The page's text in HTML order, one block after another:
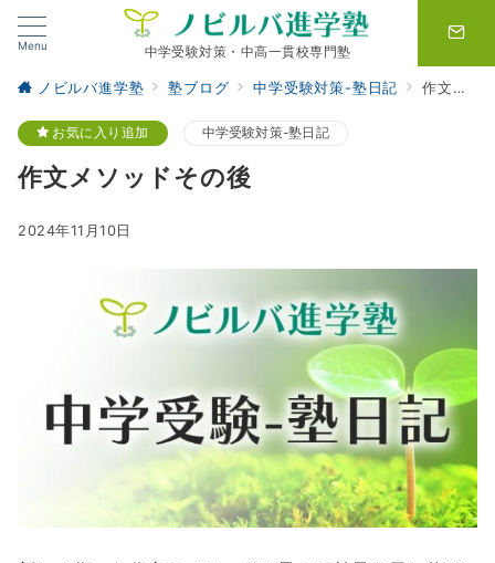
Menu 中学受験対策・中高一貫校専門塾
ノビルバ進学塾 塾ブログ 中学受験対策-塾日記 作文メソッドその後
お気に入り追加 中学受験対策-塾日記
作文メソッドその後
2024年11月10日